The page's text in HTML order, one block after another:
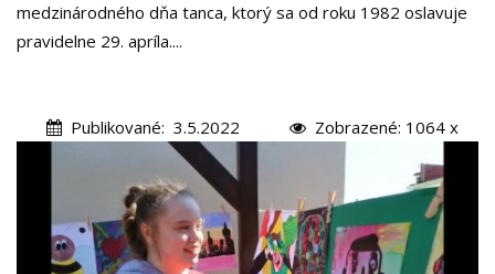
medzinárodného dňa tanca, ktorý sa od roku 1982 oslavuje
pravidelne 29. apríla....
Publikované: 3.5.2022 Zobrazené: 1064 x